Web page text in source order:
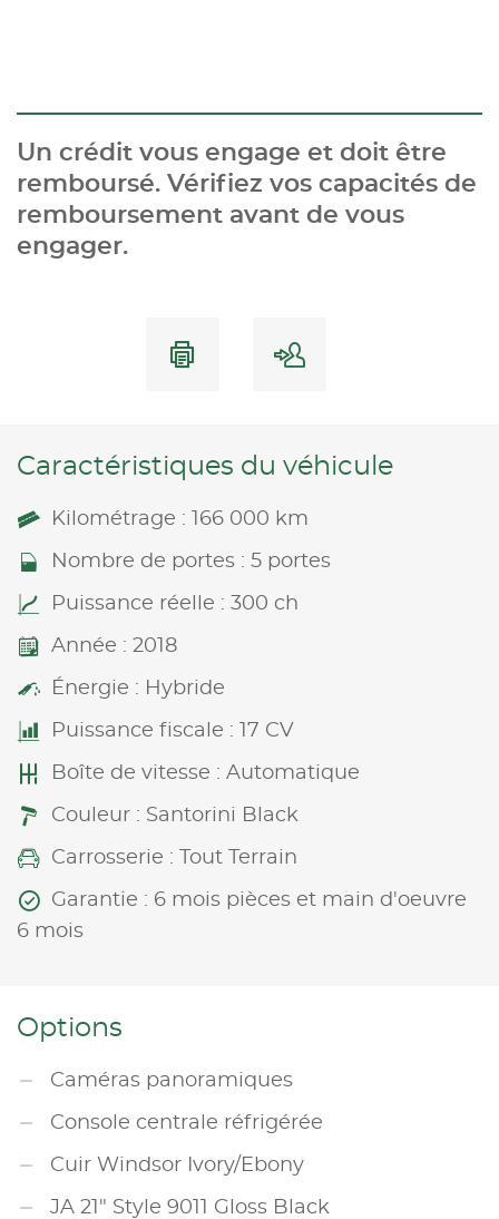
Un crédit vous engage et doit être
remboursé. Vérifiez vos capacités de
remboursement avant de vous
engager.
Caractéristiques du véhicule
Kilométrage : 166 000 km
Nombre de portes : 5 portes
Puissance réelle : 300 ch
Année : 2018
Énergie : Hybride
Puissance fiscale : 17 CV
Boîte de vitesse : Automatique
Couleur : Santorini Black
Carrosserie : Tout Terrain
Garantie : 6 mois pièces et main d'oeuvre
6 mois
Options
Caméras panoramiques
Console centrale réfrigérée
Cuir Windsor Ivory/Ebony
JA 21" Style 9011 Gloss Black